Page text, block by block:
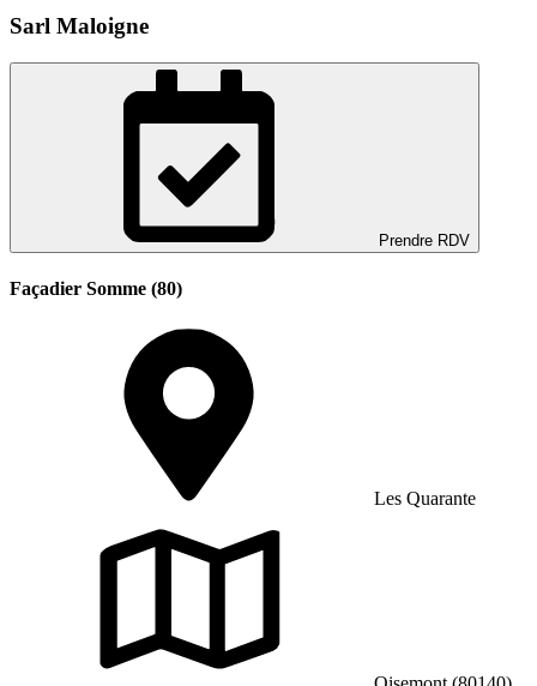
Sarl Maloigne
Prendre RDV
Façadier Somme (80)
Les Quarante